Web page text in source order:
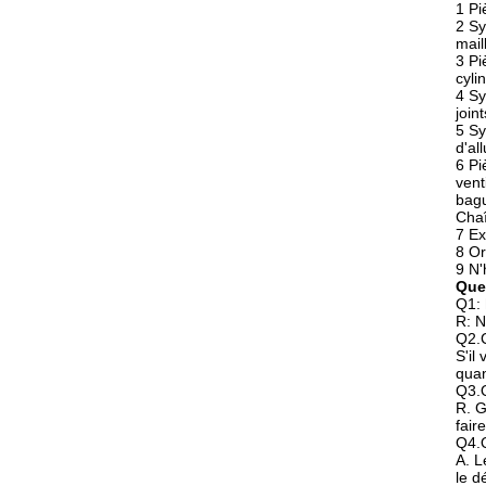
1
2
3
4
5
6
7
8
9
Q1:
R:
S'il
R.
A.
le